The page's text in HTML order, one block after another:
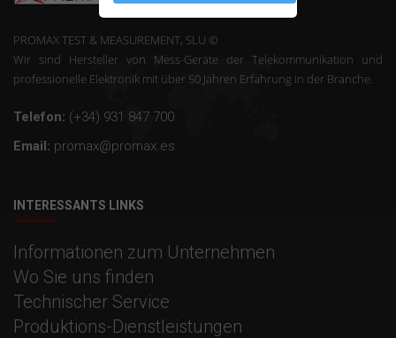
PROMAX TEST & MEASUREMENT, SLU ©
Wir sind Hersteller von Mess-Geräte der Telekommunikation und
professionelle Elektronik mit über 50 Jahren Erfahrung in der Branche.
Telefon: (+34) 931 847 700
Email: promax@promax.es
INTERESSANTS LINKS
Informationen zum Unternehmen
Wo Sie uns finden
Technischer Service
Produktions-Dienstleistungen